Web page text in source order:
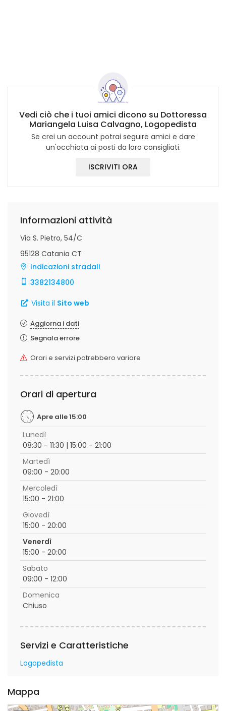
Vedi ciò che i tuoi amici dicono su Dottoressa
Mariangela Luisa Calvagno, Logopedista
Se crei un account potrai seguire amici e dare
un'occhiata ai posti da loro consigliati.
ISCRIVITI ORA
Informazioni attività
Via S. Pietro, 54/C
95128 Catania CT
Indicazioni stradali
3382134800
Visita il Sito web
Aggiorna i dati
Segnala errore
Orari e servizi potrebbero variare
Orari di apertura
Apre alle 15:00
Lunedì
08:30 - 11:30 | 15:00 - 21:00
Martedì
09:00 - 20:00
Mercoledì
15:00 - 21:00
Giovedì
15:00 - 20:00
Venerdì
15:00 - 20:00
Sabato
09:00 - 12:00
Domenica
Chiuso
Servizi e Caratteristiche
Logopedista
Mappa